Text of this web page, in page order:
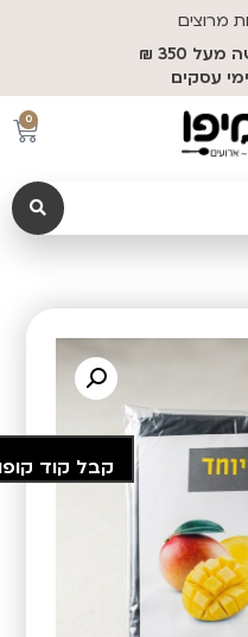
משלוח חינם ברכישה מעל 350 ₪
0
קבל קוד